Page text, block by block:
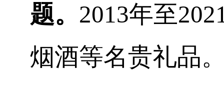
题。 2013年至
烟酒等名贵礼品